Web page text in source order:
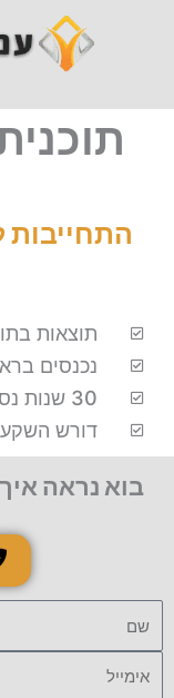
התחייבות
תוצאות בתוך 15 שבועות
נכנסים
30 שנות נסיון עם מגוון סוגי עסקים
דורש
בוא נראה